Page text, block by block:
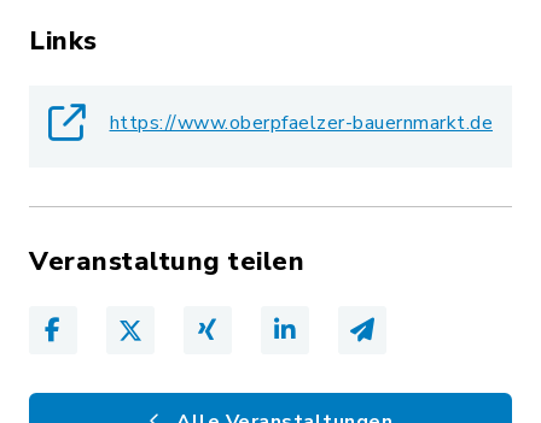
Links
https://www.oberpfaelzer-bauernmarkt.de
Veranstaltung teilen